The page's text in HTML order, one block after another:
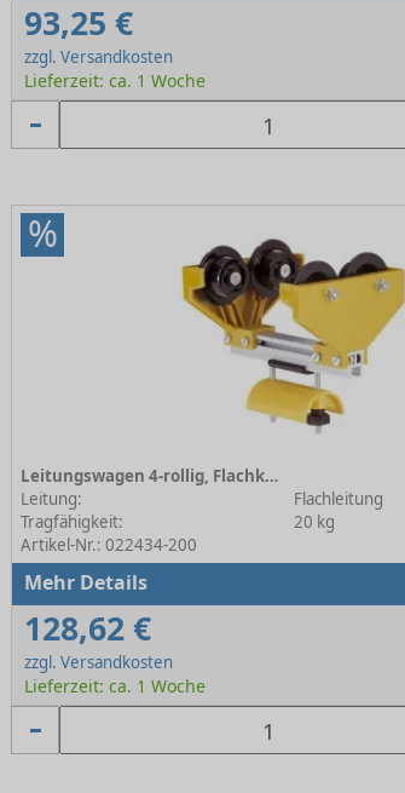
93,25 €
zzgl. Versandkosten
Lieferzeit: ca. 1 Woche
%
Leitungswagen 4-rollig, Flachkabel TB 156 mm SF
Leitung:
Flachleitung
Tragfähigkeit:
20 kg
Artikel-Nr.: 022434-200
Mehr Details
128,62 €
zzgl. Versandkosten
Lieferzeit: ca. 1 Woche